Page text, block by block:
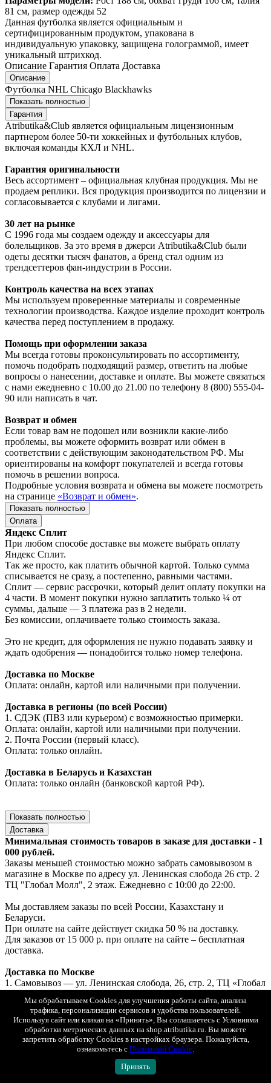
81 см, размер одежды 52
Данная футболка является официальным и
сертифицированным продуктом, упакована в
индивидуальную упаковку, защищена голограммой, имеет
уникальный штрихкод.
Описание Гарантия Оплата Доставка
Описание
Футболка NHL Chicago Blackhawks
Показать полностью
Гарантия
Atributika&Club является официальным лицензионным
партнером более 50-ти хоккейных и футбольных клубов,
включая команды КХЛ и NHL.
Гарантия оригинальности
Весь ассортимент – официальная клубная продукция. Мы не
продаем реплики. Вся продукция производится по лицензии и
согласовывается с клубами и лигами.
30 лет на рынке
С 1996 года мы создаем одежду и аксессуары для
болельщиков. За это время в джерси Atributika&Club были
одеты десятки тысяч фанатов, а бренд стал одним из
трендсеттеров фан-индустрии в России.
Контроль качества на всех этапах
Мы используем проверенные материалы и современные
технологии производства. Каждое изделие проходит контроль
качества перед поступлением в продажу.
Помощь при оформлении заказа
Мы всегда готовы проконсультировать по ассортименту,
помочь подобрать подходящий размер, ответить на любые
вопросы о нанесении, доставке и оплате. Вы можете связаться
с нами ежедневно с 10.00 до 21.00 по телефону 8 (800) 555-04-
90 или написать в чат.
Возврат и обмен
Если товар вам не подошел или возникли какие-либо
проблемы, вы можете оформить возврат или обмен в
соответствии с действующим законодательством РФ. Мы
ориентированы на комфорт покупателей и всегда готовы
помочь в решении вопроса.
Подробные условия возврата и обмена вы можете посмотреть
на странице «Возврат и обмен».
Показать полностью
Оплата
Яндекс Сплит
При любом способе доставке вы можете выбрать оплату
Яндекс Сплит.
Так же просто, как платить обычной картой. Только сумма
списывается не сразу, а постепенно, равными частями.
Сплит — сервис рассрочки, который делит оплату покупки на
4 части. В момент покупки нужно заплатить только ¼ от
суммы, дальше — 3 платежа раз в 2 недели.
Без комиссии, оплачиваете только стоимость заказа.
Это не кредит, для оформления не нужно подавать заявку и
ждать одобрения — понадобится только номер телефона.
Доставка по Москве
Оплата: онлайн, картой или наличными при получении.
Доставка в регионы (по всей России)
1. СДЭК (ПВЗ или курьером) с возможностью примерки.
Оплата: онлайн, картой или наличными при получении.
2. Почта России (первый класс).
Оплата: только онлайн.
Доставка в Беларусь и Казахстан
Оплата: только онлайн (банковской картой РФ).
Показать полностью
Доставка
Минимальная стоимость товаров в заказе для доставки - 1
000 рублей.
Заказы меньшей стоимостью можно забрать самовывозом в
магазине в Москве по адресу ул. Ленинская слобода 26 стр. 2
ТЦ "Глобал Молл", 2 этаж. Ежедневно с 10:00 до 22:00.
Мы доставляем заказы по всей России, Казахстану и
Беларуси.
При оплате на сайте действует скидка 50 % на доставку.
Для заказов от 15 000 р. при оплате на сайте – бесплатная
доставка.
Доставка по Москве
1. Самовывоз — ул. Ленинская слобода, 26, стр. 2, ТЦ «Глобал
Если товар есть в наличии — выдача за 30 минут, если под
заказ — до 2х рабочих дней.
Бесплатно. Возможна примерка.
Оплата: онлайн, картой или наличными при получении.
2. Курьерская доставка «Интеграл» с возможностью
Стоимость доставки при онлайн-оплате — 250 ₽.
Мы обрабатываем Cookies для улучшения работы сайта, анализа
трафика, персонализации сервисов и удобства пользователей.
Используя сайт или кликая на «Принять», Вы соглашаетесь с Условиями
обработки метрических данных на shop.atributika.ru. Вы можете
запретить обработку Cookies в настройках браузера. Пожалуйста,
ознакомьтесь с Политикой Cookie.
Принять